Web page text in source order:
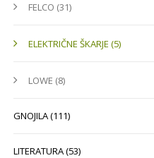
FELCO (31)
ELEKTRIČNE ŠKARJE (5)
LOWE (8)
GNOJILA (111)
LITERATURA (53)